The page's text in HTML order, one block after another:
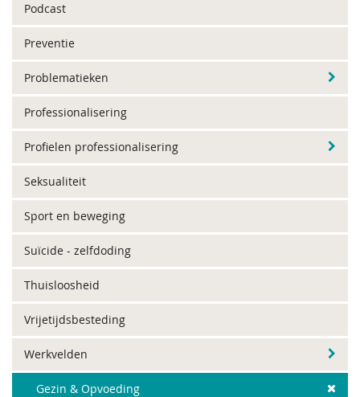
Podcast
Preventie
Problematieken
Professionalisering
Profielen professionalisering
Seksualiteit
Sport en beweging
Suïcide - zelfdoding
Thuisloosheid
Vrijetijdsbesteding
Werkvelden
Gezin & Opvoeding